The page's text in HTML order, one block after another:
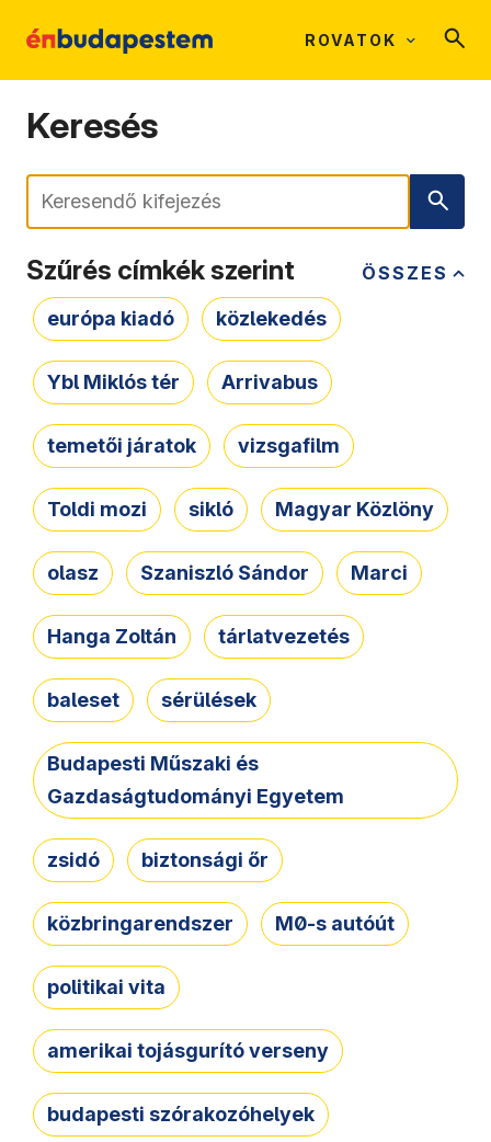
ROVATOK
Keresés
Keresés
ÖSSZES
Szűrés címkék szerint
európa kiadó közlekedés
Ybl Miklós tér Arrivabus
temetői járatok vizsgafilm
Toldi mozi sikló Magyar Közlöny
olasz Szaniszló Sándor Marci
Hanga Zoltán tárlatvezetés
baleset sérülések
Budapesti Műszaki és
Gazdaságtudományi Egyetem
zsidó biztonsági őr
közbringarendszer M0-s autóút
politikai vita
amerikai tojásgurító verseny
budapesti szórakozóhelyek